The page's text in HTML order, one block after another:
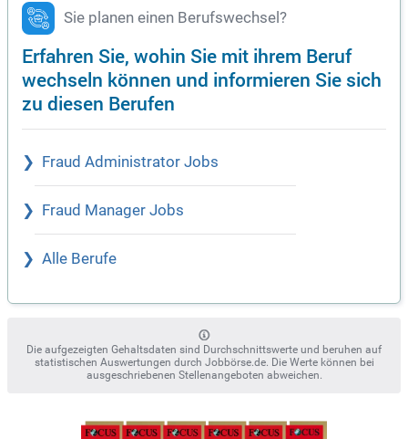
Sie planen einen Berufswechsel?
Erfahren Sie, wohin Sie mit ihrem Beruf
wechseln können und informieren Sie sich
zu diesen Berufen
Fraud Administrator Jobs
Fraud Manager Jobs
Alle Berufe
Die aufgezeigten Gehaltsdaten sind Durchschnittswerte und beruhen auf
statistischen Auswertungen durch Jobbörse.de. Die Werte können bei
ausgeschriebenen Stellenangeboten abweichen.